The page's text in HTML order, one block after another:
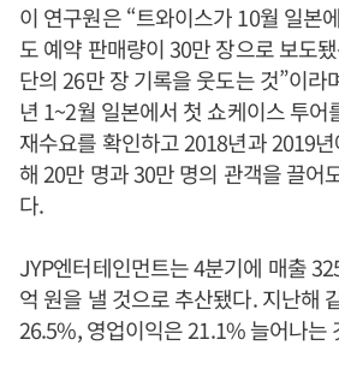
이 연구원은 “트와이스가 10월 일본
도 예약 판매량이 30만 장으로 보도
단의 26만 장 기록을 웃도는 것”이라
년 1~2월 일본에서 첫 쇼케이스 투어
재수요를 확인하고 2018년과 2019
해 20만 명과 30만 명의 관객을 끌어
다.
JYP엔터테인먼트는 4분기에 매출
억 원을 낼 것으로 추산됐다. 지난해
26.5%, 영업이익은 21.1% 늘어나는